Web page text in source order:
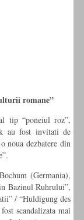
romane”
tip “poneiul roz”,
au fost invitati de
noua dezbatere din
(Germania),
Bazinul Ruhrului”,
/ “Huldigung des
scandalizata mai